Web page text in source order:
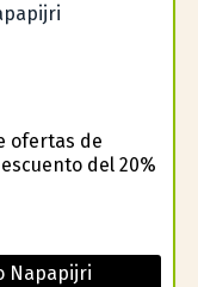
ofertas de
del 20%
Napapijri